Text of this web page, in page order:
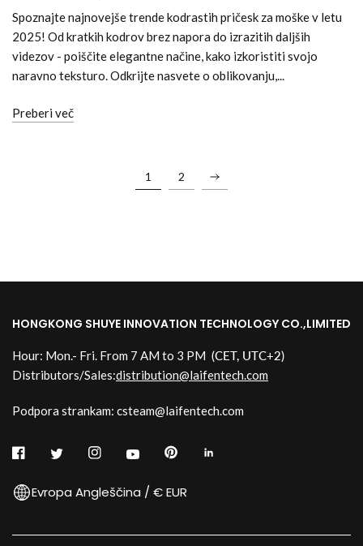
Spoznajte najnovejše trende kodrastih pričesk za moške v letu
2025! Od kratkih kodrov brez napora do izrazitih daljših
videzov - poiščite elegantne načine, kako izkoristiti svojo
naravno teksturo. Odkrijte nasvete o oblikovanju,...
Preberi več
1 2
HONGKONG SHUYE INNOVATION TECHNOLOGY CO.,LIMITED
Hour: Mon.- Fri. From 7 AM to 3 PM (CET, UTC+2)
Distributors/Sales:distribution@laifentech.com
Podpora strankam: csteam@laifentech.com
Evropa Angleščina / € EUR